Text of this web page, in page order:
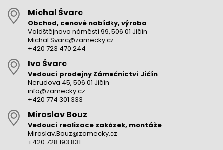
Michal Švarc
Obchod, cenové nabídky, výroba
Valdštějnovo náměstí 99, 506 01 Jičín
Michal.Svarc@zamecky.cz
+420 723 470 244
Ivo Švarc
Vedoucí prodejny Zámečnictví Jičín
Nerudova 45, 506 01 Jičín
info@zamecky.cz
+420 774 301 333
Miroslav Bouz
Vedoucí realizace zakázek, montáže
Miroslav.Bouz@zamecky.cz
+420 728 193 831